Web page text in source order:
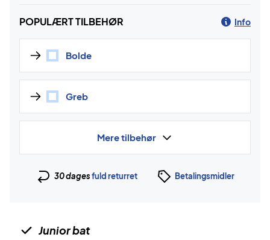
POPULÆRT TILBEHØR Info
Bolde
Greb
Mere tilbehør
30 dagesfuld returret Betalingsmidler
Junior bat